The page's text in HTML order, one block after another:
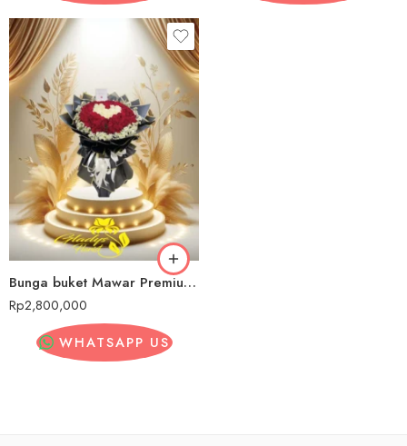
Bunga buket Mawar Premium Sragen
Rp2,800,000
WHATSAPP US